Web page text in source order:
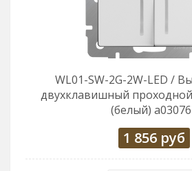
WL01-SW-2G-2W-LED /
двухклавишный
(белый)
1 856 руб